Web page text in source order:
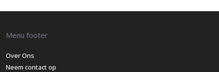
Menu footer
Over Ons
Neem contact op